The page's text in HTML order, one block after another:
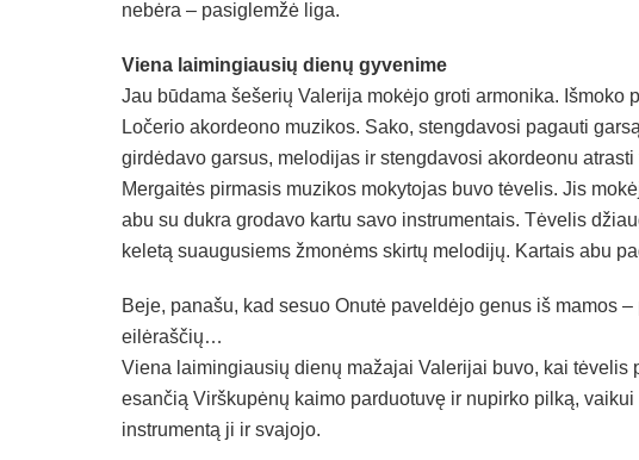
nebėra – pasiglemžė liga.
Viena laimingiausių dienų gyvenime
Jau būdama šešerių Valerija mokėjo groti armonika. Išmoko
Ločerio akordeono muzikos. Sako, stengdavosi pagauti
girdėdavo garsus, melodijas ir stengdavosi akordeonu
Mergaitės pirmasis muzikos mokytojas buvo tėvelis. Jis
abu su dukra grodavo kartu savo instrumentais. Tėvelis
keletą suaugusiems žmonėms skirtų melodijų. Kartais abu
Beje, panašu, kad sesuo Onutė paveldėjo genus iš mamos
eilėraščių…
Viena laimingiausių dienų mažajai Valerijai buvo, kai tėvelis
esančią Virškupėnų kaimo parduotuvę ir nupirko pilką,
instrumentą ji ir svajojo.